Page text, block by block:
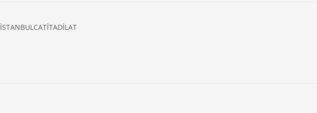
ISTANBULCATITADILAT